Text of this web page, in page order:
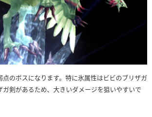
のボスになります。特に氷属性はビビのブリザガ
ガ剣があるため、大きいダメージを狙いやすいで